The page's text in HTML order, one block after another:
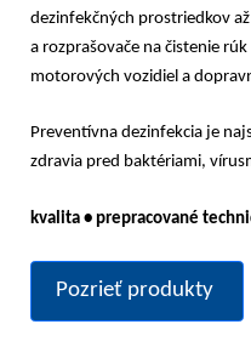
dezinfekčných prostriedkov
a rozprašovače na čistenie
motorových vozidiel a
Preventívna dezinfekcia je
zdravia pred baktériami,
kvalita • prepracované
Pozrieť produkty